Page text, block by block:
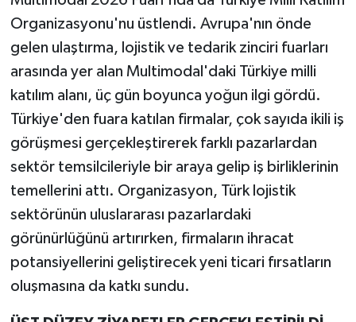
Organizasyonu'nu üstlendi. Avrupa'nın önde
gelen ulaştırma, lojistik ve tedarik zinciri fuarları
arasında yer alan Multimodal'daki Türkiye milli
katılım alanı, üç gün boyunca yoğun ilgi gördü.
Türkiye'den fuara katılan firmalar, çok sayıda ikili iş
görüşmesi gerçekleştirerek farklı pazarlardan
sektör temsilcileriyle bir araya gelip iş birliklerinin
temellerini attı. Organizasyon, Türk lojistik
sektörünün uluslararası pazarlardaki
görünürlüğünü artırırken, firmaların ihracat
potansiyellerini geliştirecek yeni ticari fırsatların
oluşmasına da katkı sundu.